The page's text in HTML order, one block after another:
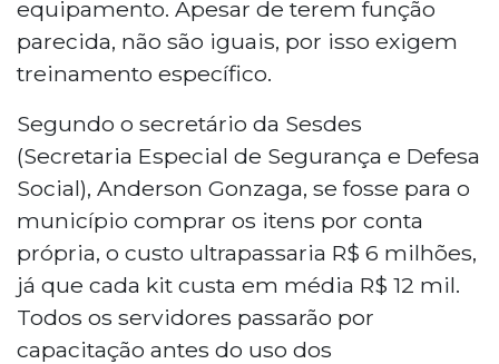
guardas municipais no Brasil.
equipamento. Apesar de terem função
parecida, não são iguais, por isso exigem
treinamento específico.
Segundo o secretário da Sesdes
(Secretaria Especial de Segurança e Defesa
Social), Anderson Gonzaga, se fosse para o
município comprar os itens por conta
própria, o custo ultrapassaria R$ 6 milhões,
já que cada kit custa em média R$ 12 mil.
Todos os servidores passarão por
capacitação antes do uso dos